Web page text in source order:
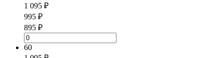
1 095 ₽
995 ₽
895 ₽
60